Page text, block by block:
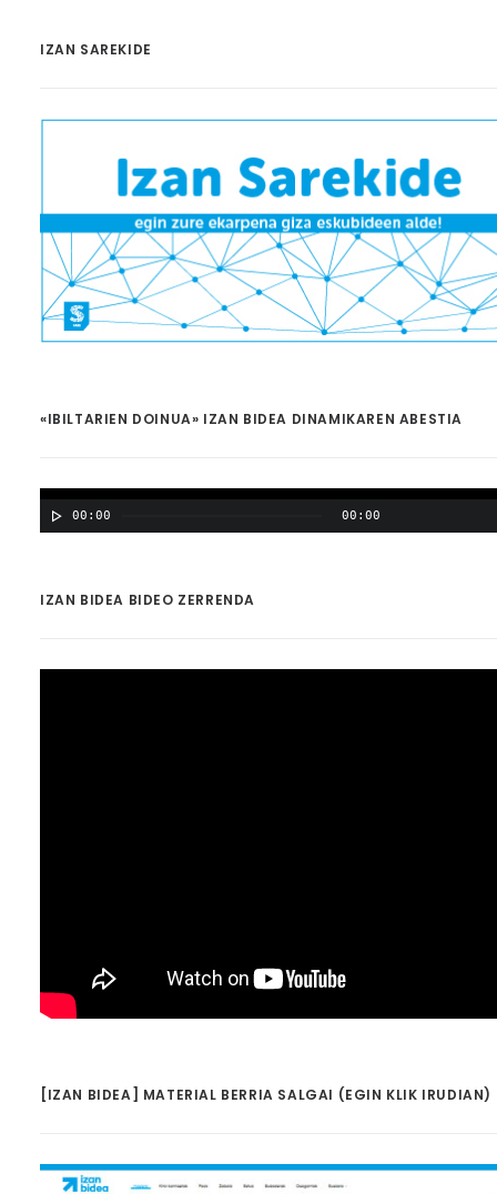
IZAN SAREKIDE
«IBILTARIEN DOINUA» IZAN BIDEA DINAMIKAREN ABESTIA
00:00 00:00
IZAN BIDEA BIDEO ZERRENDA
[IZAN BIDEA] MATERIAL BERRIA SALGAI (EGIN KLIK IRUDIAN)